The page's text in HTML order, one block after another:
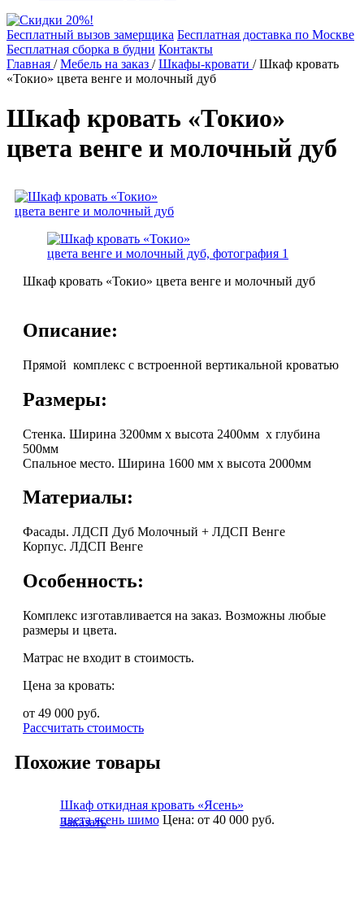
Бесплатный вызов замерщика Бесплатная доставка по Москве
Бесплатная сборка в будни Контакты
Главная /Мебель на заказ /Шкафы-кровати /Шкаф кровать
«Токио» цвета венге и молочный дуб
Шкаф кровать «Токио»
цвета венге и молочный дуб
Шкаф кровать «Токио» цвета венге и молочный дуб
Описание:
Прямой комплекс с встроенной вертикальной кроватью
Размеры:
Стенка. Ширина 3200мм х высота 2400мм х глубина
500мм
Спальное место. Ширина 1600 мм х высота 2000мм
Материалы:
Фасады. ЛДСП Дуб Молочный + ЛДСП Венге
Корпус. ЛДСП Венге
Особенность:
Комплекс изготавливается на заказ. Возможны любые
размеры и цвета.
Матрас не входит в стоимость.
Цена за кровать:
от 49 000 руб.
Рассчитать стоимость
Похожие товары
Шкаф откидная кровать «Ясень»
цвета ясень шимо Цена: от 40 000руб.
Заказать